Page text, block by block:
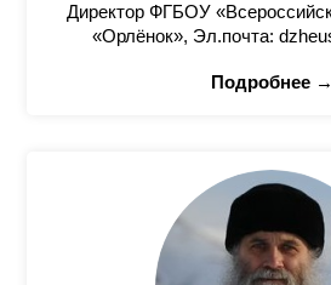
Директор ФГБОУ
«Орлёнок», Эл.почта:
Подробнее →